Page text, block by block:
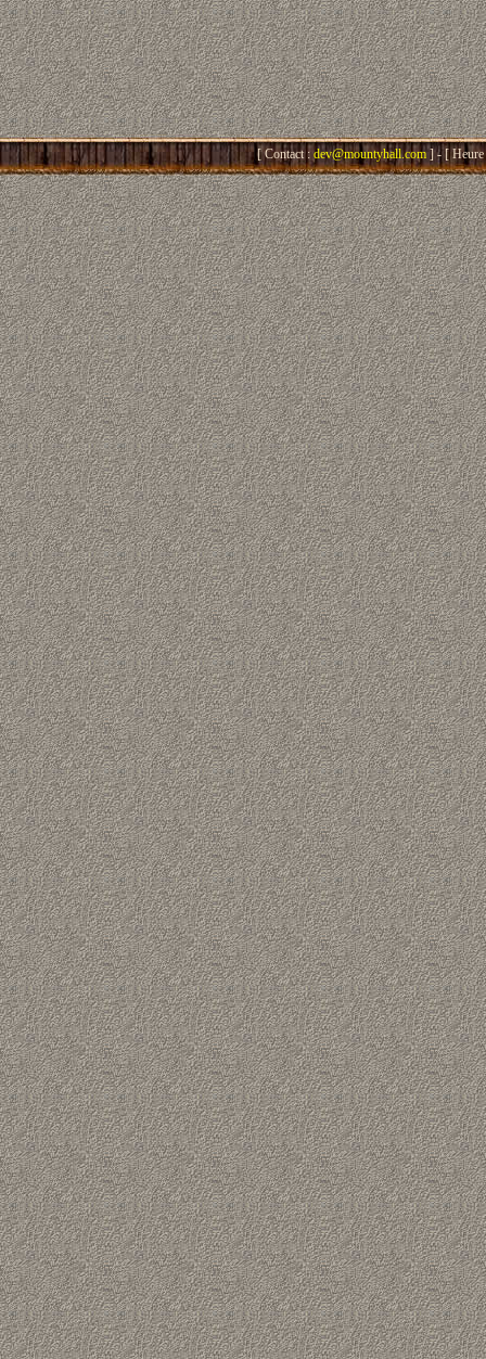
[ Contact :dev@mountyhall.com ] - [ Heure